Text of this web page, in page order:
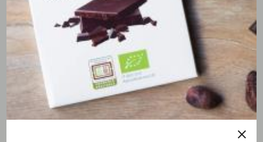
Inde / Madagascar / Sri Lanka
Moulin intégré - 45g
4,63 €